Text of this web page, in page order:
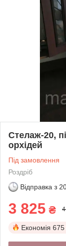
Стелаж-20,
орхідей
Під замовлення
Роздріб
Відправка з
3 825 ₴
Економія 675